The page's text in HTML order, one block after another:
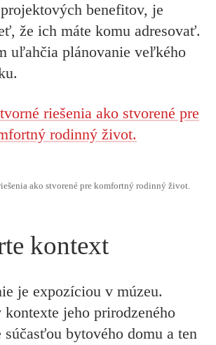
benefitov, je
že ich máte komu adresovať.
uľahčia plánovanie veľkého
ako stvorené pre komfortný rodinný život.
kontext
je expozíciou v múzeu.
jeho prirodzeného
súčasťou bytového domu a ten